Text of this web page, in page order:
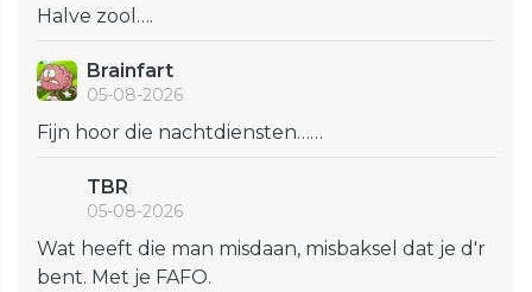
Halve zool….
Brainfart
05-08-2026
Fijn hoor die nachtdiensten……
TBR
05-08-2026
Wat heeft die man misdaan, misbaksel dat je d'r
bent. Met je FAFO.